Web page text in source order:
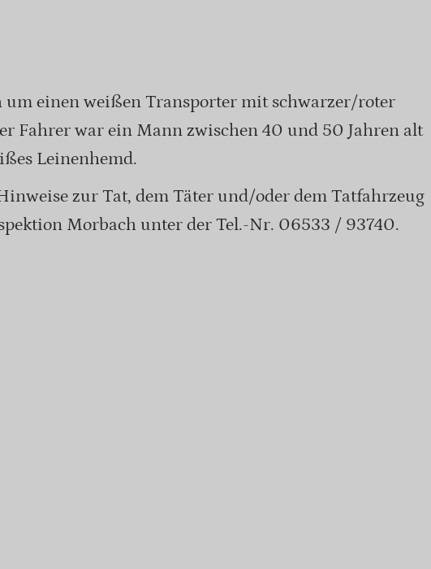
um einen weißen Transporter mit schwarzer/roter
Fahrer war ein Mann zwischen 40 und 50 Jahren alt
Leinenhemd.
zur Tat, dem Täter und/oder dem Tatfahrzeug
Morbach unter der Tel.-Nr. 06533 / 93740.